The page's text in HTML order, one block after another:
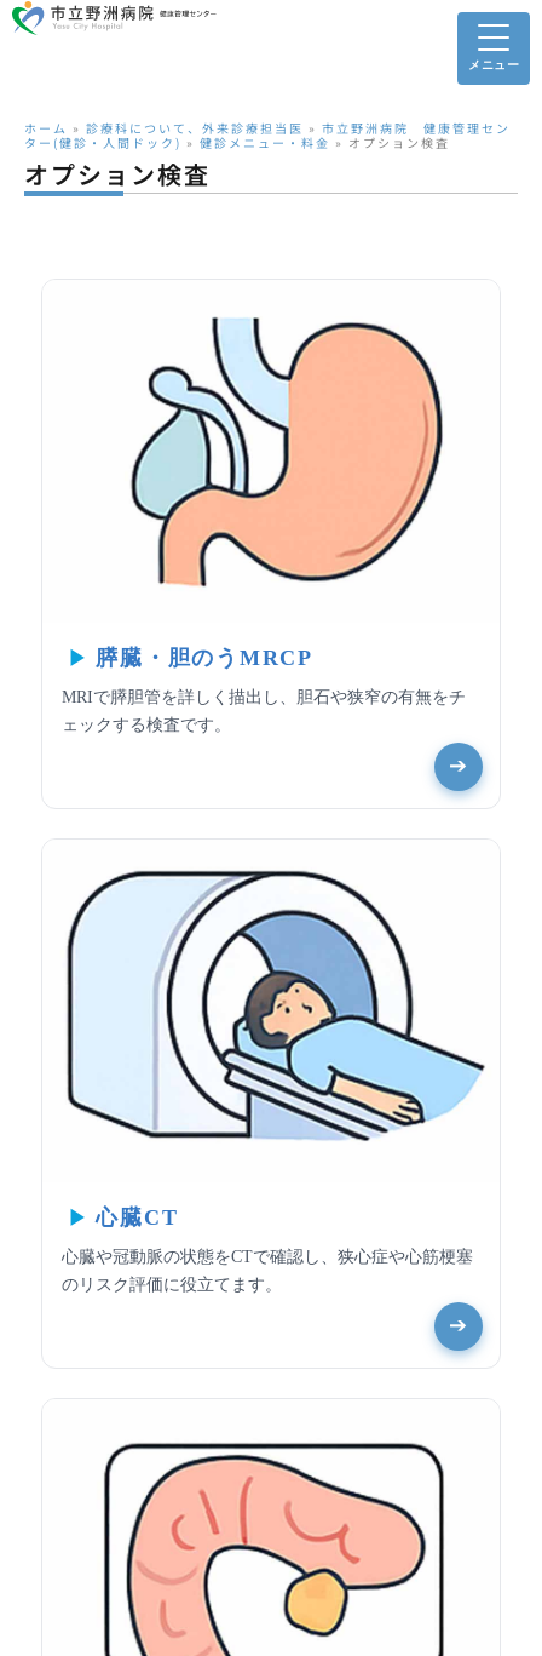
ホーム » 診療科について、外来診療担当医 » 市立野洲病院 健康管理セン
ター(健診・人間ドック) » 健診メニュー・料金 » オプション検査
オプション検査
膵臓・胆のうMRCP
MRIで膵胆管を詳しく描出し、胆石や狭窄の有無をチ
ェックする検査です。
➔
心臓CT
心臓や冠動脈の状態をCTで確認し、狭心症や心筋梗塞
のリスク評価に役立てます。
➔
メニュー